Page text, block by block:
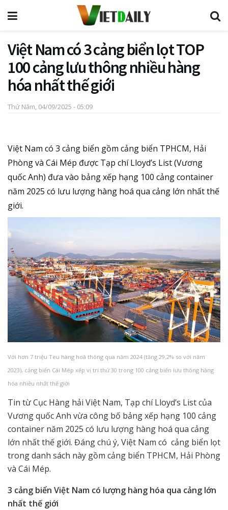
Việt Nam có 3 cảng biển lọt TOP
100 cảng lưu thông nhiều hàng
hóa nhất thế giới
Thứ Năm, 04/09/2025 - 05:09
Việt Nam có 3 cảng biển gồm cảng biển TPHCM, Hải
Phòng và Cái Mép được Tạp chí Lloyd’s List (Vương
quốc Anh) đưa vào bảng xếp hạng 100 cảng container
năm 2025 có lưu lượng hàng hoá qua cảng lớn nhất thế
giới.
Với hơn 7 triệu Teu hàng hoá thông qua năm 2024 (tăng 29,2% so với năm
2023), cảng biển Cái Mép xếp vị trí thứ 30 trong 100 cảng biển lưu thông hàng
hóa nhiều nhất thế giới
Tin từ Cục Hàng hải Việt Nam, Tạp chí Lloyd’s List của
Vương quốc Anh vừa công bố bảng xếp hạng 100 cảng
container năm 2025 có lưu lượng hàng hoá qua cảng
lớn nhất thế giới. Đáng chú ý, Việt Nam có cảng biển lọt
trong danh sách này gồm cảng biển TPHCM, Hải Phòng
và Cái Mép.
3 cảng biển Việt Nam có lượng hàng hóa qua cảng lớn
nhất thế giới